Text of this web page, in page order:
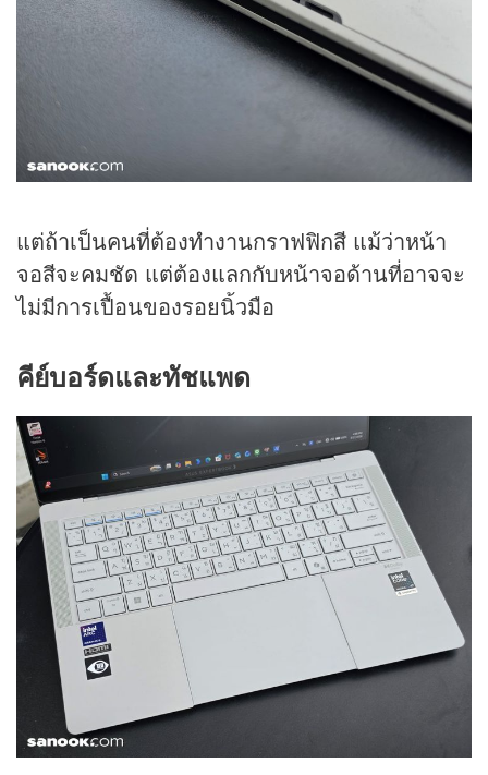
แต่ถ้าเป็นคนที่ต้องทำงานกราฟฟิกสี แม้ว่าหน้า
จอสีจะคมชัด แต่ต้องแลกกับหน้าจอด้านที่อาจจะ
ไม่มีการเปื้อนของรอยนิ้วมือ
คีย์บอร์ดและทัชแพด